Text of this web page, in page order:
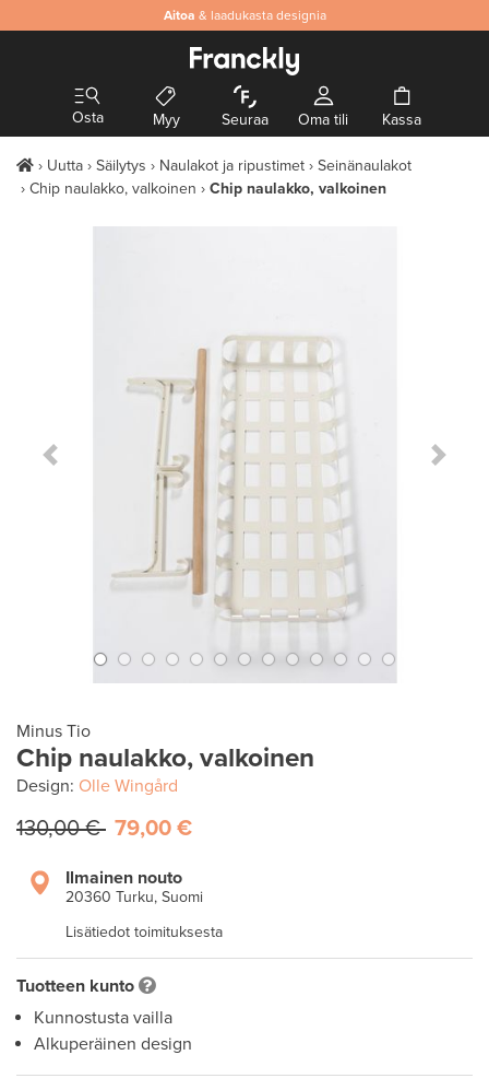
Aitoa & laadukasta designia
Osta Myy Seuraa Oma tili Kassa
Uutta Säilytys Naulakot ja ripustimet
Seinänaulakot
Chip naulakko, valkoinen
Chip naulakko, valkoinen
Previous Slide Next
Minus Tio
Chip naulakko, valkoinen
Design: Olle Wingård
130,00 € 79,00 €
Ilmainen nouto
20360 Turku, Suomi
Lisätiedot toimituksesta
Tuotteen kunto
Kunnostusta vailla
Alkuperäinen design